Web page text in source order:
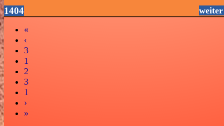
1404
weiter
«
‹
3
1
2
3
1
›
»